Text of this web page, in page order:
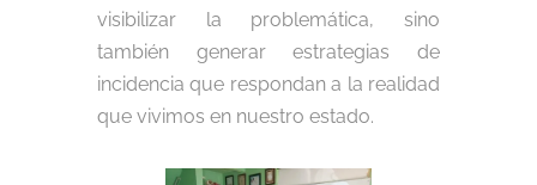
visibilizar la problemática, sino
también generar estrategias de
incidencia que respondan a la realidad
que vivimos en nuestro estado.